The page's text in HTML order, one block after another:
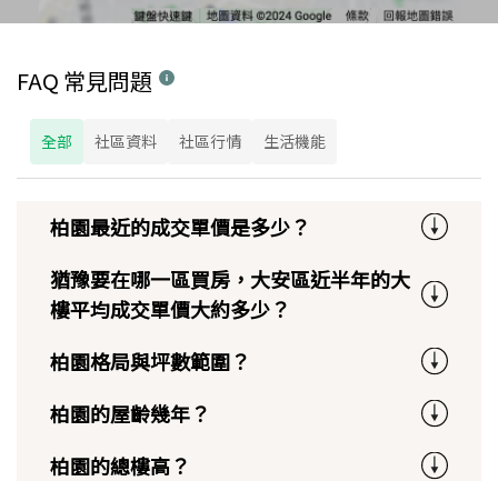
FAQ 常見問題
全部 社區資料 社區行情 生活機能
柏園最近的成交單價是多少？
猶豫要在哪一區買房，大安區近半年的大
樓平均成交單價大約多少？
柏園格局與坪數範圍？
柏園的屋齡幾年？
柏園的總樓高？